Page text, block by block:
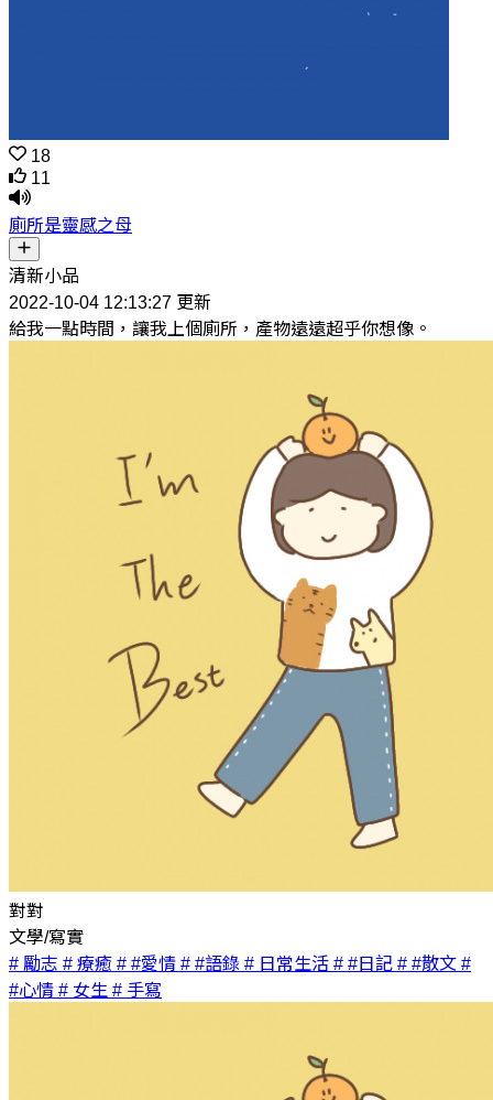
18
11
廁所是靈感之母
清新小品
2022-10-04 12:13:27 更新
給我一點時間，讓我上個廁所，產物遠遠超乎你想像。
對對
文學/寫實
# 勵志 # 療癒 # #愛情 # #語錄 # 日常生活 # #日記 # #散文 #
#心情 # 女生 # 手寫